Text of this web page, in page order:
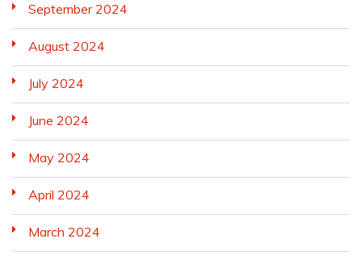
September 2024
August 2024
July 2024
June 2024
May 2024
April 2024
March 2024